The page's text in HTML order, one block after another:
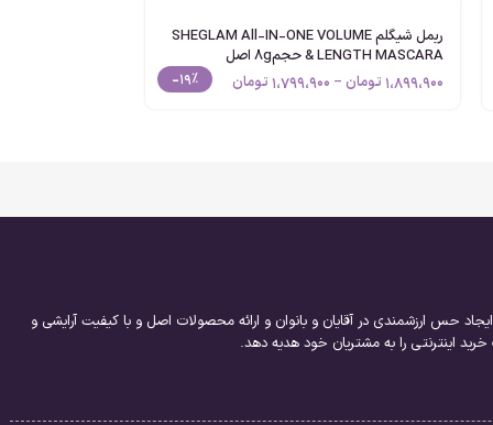
از جمله روغن‌های گیاهی مانند روغن گل رز است که به
سنگینی یا چسبندگی، مژه‌ها را در تمام طول روز
مختلفی است که هر کدام نقش مهمی در عملکرد
از:
می‌شود.
ریمل شیگلم SHEGLAM All-IN-ONE VOLUME
& LENGTH MASCARA حجم8g اصل
1،899،900 تومان – 1،799،900 تومان -19%
حس ارزشمندی در آقایان و بانوان و ارائه محصولات اصل و با کیفیت آرایشی و
اینترنتی را به مشتریان خود هدیه دهد.